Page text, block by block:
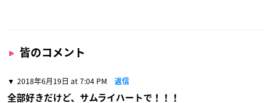
皆のコメント
2018年6月19日 at 7:04 PM 返信
全部好きだけど、サムライハートで！！！